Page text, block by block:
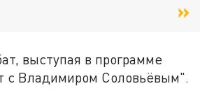
выступая в программе
с Владимиром Соловьёвым".